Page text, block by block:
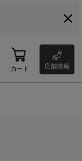
カート 店舗情報